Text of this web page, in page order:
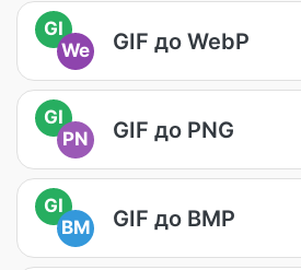
GI
We
GIF до WebP
GI
PN
GIF до PNG
GI
BM
GIF до BMP